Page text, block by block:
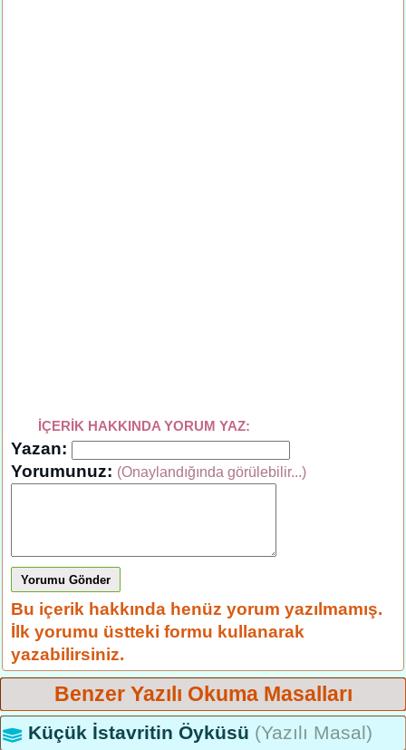
İÇERİK HAKKINDA YORUM YAZ:
Yazan:
Yorumunuz: (Onaylandığında görülebilir...)
Yorumu Gönder
Bu içerik hakkında henüz yorum yazılmamış.
İlk yorumu üstteki formu kullanarak
yazabilirsiniz.
Benzer Yazılı Okuma Masalları
Küçük İstavritin Öyküsü (Yazılı Masal)